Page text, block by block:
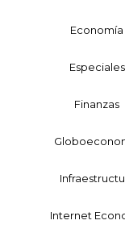
Economía
Especiales
Finanzas
Internet